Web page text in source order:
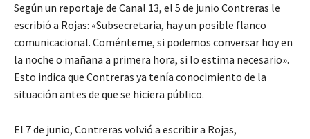
Según un reportaje de Canal 13, el 5 de junio Contreras le
escribió a Rojas: «Subsecretaria, hay un posible flanco
comunicacional. Coménteme, si podemos conversar hoy en
la noche o mañana a primera hora, si lo estima necesario».
Esto indica que Contreras ya tenía conocimiento de la
situación antes de que se hiciera público.
El 7 de junio, Contreras volvió a escribir a Rojas,